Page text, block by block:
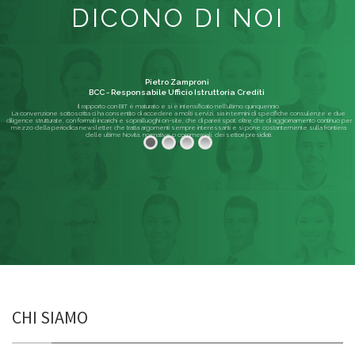
DICONO DI NOI
Il rapporto con BIT è maturato e si è intensificato nell'ultimo quinquennio.
La convenzione sottoscritta ci ha consentito di accedere a molti servizi, sia in termini di specifiche consulenze e due
diligence strutturate, con formali incarichi e sopralluoghi on-site, che di pareri spot; oltre che di aggiornamento continuo per
mezzo della periodica newsletter, che tratta argomenti sempre interessanti e si pone costantemente sulla frontiera
delle ultime Novità, normative o commerciali, dei settori presidiati.
Pietro Zamproni
BCC - Responsabile Ufficio Istruttoria Crediti
Leggi di più
CHI SIAMO